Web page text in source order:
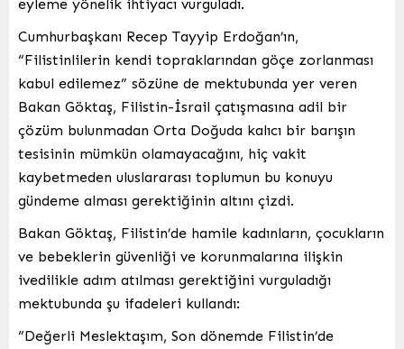
eyleme yönelik ihtiyacı vurguladı.
Cumhurbaşkanı Recep Tayyip Erdoğan’ın,
“Filistinlilerin kendi topraklarından göçe zorlanması
kabul edilemez” sözüne de mektubunda yer veren
Bakan Göktaş, Filistin-İsrail çatışmasına adil bir
çözüm bulunmadan Orta Doğuda kalıcı bir barışın
tesisinin mümkün olamayacağını, hiç vakit
kaybetmeden uluslararası toplumun bu konuyu
gündeme alması gerektiğinin altını çizdi.
Bakan Göktaş, Filistin’de hamile kadınların, çocukların
ve bebeklerin güvenliği ve korunmalarına ilişkin
ivedilikle adım atılması gerektiğini vurguladığı
mektubunda şu ifadeleri kullandı:
“Değerli Meslektaşım, Son dönemde Filistin’de